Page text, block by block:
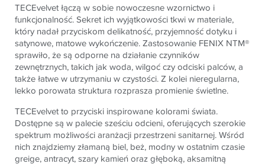
TECEvelvet łączą w sobie nowoczesne wzornictwo i
funkcjonalność. Sekret ich wyjątkowości tkwi w materiale,
który nadał przyciskom delikatność, przyjemność dotyku i
satynowe, matowe wykończenie. Zastosowanie FENIX NTM®
sprawiło, że są odporne na działanie czynników
zewnętrznych, takich jak woda, wilgoć czy odciski palców, a
także łatwe w utrzymaniu w czystości. Z kolei nieregularna,
lekko porowata struktura rozprasza promienie świetlne.
TECEvelvet to przyciski inspirowane kolorami świata.
Dostępne są w palecie sześciu odcieni, oferujących szerokie
spektrum możliwości aranżacji przestrzeni sanitarnej. Wśród
nich znajdziemy złamaną biel, beż, modny w ostatnim czasie
greige, antracyt, szary kamień oraz głęboką, aksamitną